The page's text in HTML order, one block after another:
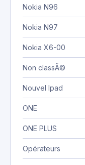
Nokia N96
Nokia N97
Nokia X6-00
Non classÃ©
Nouvel Ipad
ONE
ONE PLUS
Opérateurs